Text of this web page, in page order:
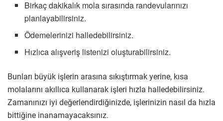
Birkaç dakikalık mola sırasında randevularınızı
planlayabilirsiniz.
Ödemelerinizi halledebilirsiniz.
Hızlıca alışveriş listenizi oluşturabilirsiniz.
Bunları büyük işlerin arasına sıkıştırmak yerine, kısa
molalarını akıllıca kullanarak işleri hızla halledebilirsiniz.
Zamanınızı iyi değerlendirdiğinizde, işlerinizin nasıl da hızla
bittiğine inanamayacaksınız.